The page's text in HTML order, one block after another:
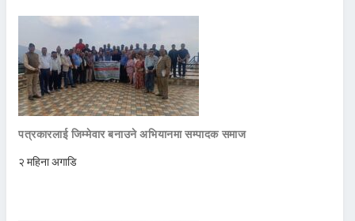
पत्रकारलाई जिम्मेवार बनाउने अभियानमा सम्पादक समाज
२ महिना अगाडि